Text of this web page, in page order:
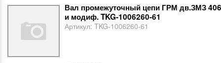
Вал промежуточный цепи ГРМ дв.ЗМЗ
и модиф. TKG-1006260-61
Артикул: TKG-1006260-61